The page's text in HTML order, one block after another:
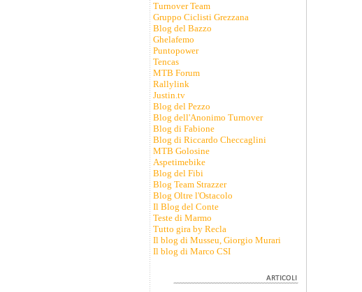
Turnover Team
Gruppo Ciclisti Grezzana
Blog del Bazzo
Ghelafemo
Puntopower
Tencas
MTB Forum
Rallylink
Justin.tv
Blog del Pezzo
Blog dell'Anonimo Turnover
Blog di Fabione
Blog di Riccardo Checcaglini
MTB Golosine
Aspetimebike
Blog del Fibi
Blog Team Strazzer
Blog Oltre l'Ostacolo
Il Blog del Conte
Teste di Marmo
Tutto gira by Recla
Il blog di Musseu, Giorgio Murari
Il blog di Marco CSI